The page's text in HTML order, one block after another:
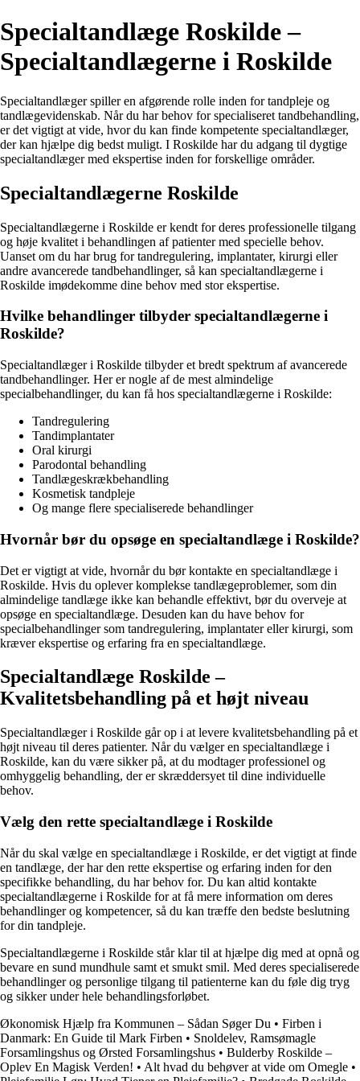
Specialtandlæge Roskilde –
Specialtandlægerne i Roskilde
Specialtandlæger spiller en afgørende rolle inden for tandpleje og
tandlægevidenskab. Når du har behov for specialiseret tandbehandling,
er det vigtigt at vide, hvor du kan finde kompetente specialtandlæger,
der kan hjælpe dig bedst muligt. I Roskilde har du adgang til dygtige
specialtandlæger med ekspertise inden for forskellige områder.
Specialtandlægerne Roskilde
Specialtandlægerne i Roskilde er kendt for deres professionelle tilgang
og høje kvalitet i behandlingen af patienter med specielle behov.
Uanset om du har brug for tandregulering, implantater, kirurgi eller
andre avancerede tandbehandlinger, så kan specialtandlægerne i
Roskilde imødekomme dine behov med stor ekspertise.
Hvilke behandlinger tilbyder specialtandlægerne i
Roskilde?
Specialtandlæger i Roskilde tilbyder et bredt spektrum af avancerede
tandbehandlinger. Her er nogle af de mest almindelige
specialbehandlinger, du kan få hos specialtandlægerne i Roskilde:
Tandregulering
Tandimplantater
Oral kirurgi
Parodontal behandling
Tandlægeskrækbehandling
Kosmetisk tandpleje
Og mange flere specialiserede behandlinger
Hvornår bør du opsøge en specialtandlæge i Roskilde?
Det er vigtigt at vide, hvornår du bør kontakte en specialtandlæge i
Roskilde. Hvis du oplever komplekse tandlægeproblemer, som din
almindelige tandlæge ikke kan behandle effektivt, bør du overveje at
opsøge en specialtandlæge. Desuden kan du have behov for
specialbehandlinger som tandregulering, implantater eller kirurgi, som
kræver ekspertise og erfaring fra en specialtandlæge.
Specialtandlæge Roskilde –
Kvalitetsbehandling på et højt niveau
Specialtandlæger i Roskilde går op i at levere kvalitetsbehandling på et
højt niveau til deres patienter. Når du vælger en specialtandlæge i
Roskilde, kan du være sikker på, at du modtager professionel og
omhyggelig behandling, der er skræddersyet til dine individuelle
behov.
Vælg den rette specialtandlæge i Roskilde
Når du skal vælge en specialtandlæge i Roskilde, er det vigtigt at finde
en tandlæge, der har den rette ekspertise og erfaring inden for den
specifikke behandling, du har behov for. Du kan altid kontakte
specialtandlægerne i Roskilde for at få mere information om deres
behandlinger og kompetencer, så du kan træffe den bedste beslutning
for din tandpleje.
Specialtandlægerne i Roskilde står klar til at hjælpe dig med at opnå og
bevare en sund mundhule samt et smukt smil. Med deres specialiserede
behandlinger og personlige tilgang til patienterne kan du føle dig tryg
og sikker under hele behandlingsforløbet.
Økonomisk Hjælp fra Kommunen – Sådan Søger Du • Firben i
Danmark: En Guide til Mark Firben • Snoldelev, Ramsømagle
Forsamlingshus og Ørsted Forsamlingshus • Bulderby Roskilde –
Oplev En Magisk Verden! • Alt hvad du behøver at vide om Omegle •